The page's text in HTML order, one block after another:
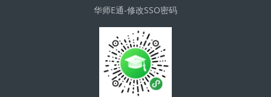
华师E通-修改SSO密码